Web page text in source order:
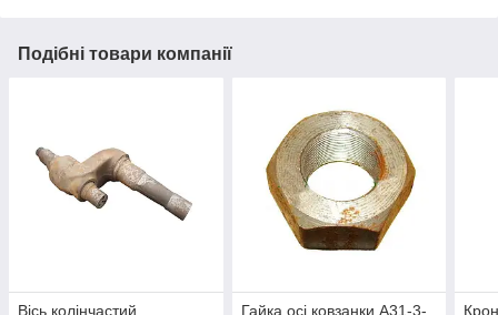
Подібні товари компанії
Вісь колінчастий
Гайка осі ковзанки А31-3-